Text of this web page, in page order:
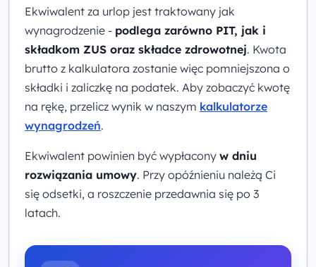
Ekwiwalent za urlop jest traktowany jak
wynagrodzenie - podlega zarówno PIT, jak i
składkom ZUS oraz składce zdrowotnej. Kwota
brutto z kalkulatora zostanie więc pomniejszona o
składki i zaliczkę na podatek. Aby zobaczyć kwotę
na rękę, przelicz wynik w naszym kalkulatorze
wynagrodzeń.
Ekwiwalent powinien być wypłacony w dniu
rozwiązania umowy. Przy opóźnieniu należą Ci
się odsetki, a roszczenie przedawnia się po 3
latach.